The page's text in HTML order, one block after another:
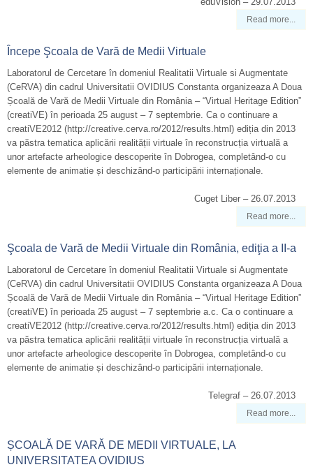
Read more...
Începe Şcoala de Vară de Medii Virtuale
Laboratorul de Cercetare în domeniul Realitatii Virtuale si Augmentate
(CeRVA) din cadrul Universitatii OVIDIUS Constanta organizeaza A Doua
Școală de Vară de Medii Virtuale din România – “Virtual Heritage Edition”
(creatiVE) în perioada 25 august – 7 septembrie. Ca o continuare a
creatiVE2012 (http://creative.cerva.ro/2012/results.html) ediția din 2013
va păstra tematica aplicării realității virtuale în reconstrucția virtuală a
unor artefacte arheologice descoperite în Dobrogea, completând-o cu
elemente de animatie și deschizând-o participării internaționale.
Cuget Liber – 26.07.2013
Read more...
Şcoala de Vară de Medii Virtuale din România, ediţia a II-a
Laboratorul de Cercetare în domeniul Realitatii Virtuale si Augmentate
(CeRVA) din cadrul Universitatii OVIDIUS Constanta organizeaza A Doua
Școală de Vară de Medii Virtuale din România – “Virtual Heritage Edition”
(creatiVE) în perioada 25 august – 7 septembrie a.c. Ca o continuare a
creatiVE2012 (http://creative.cerva.ro/2012/results.html) ediția din 2013
va păstra tematica aplicării realității virtuale în reconstrucția virtuală a
unor artefacte arheologice descoperite în Dobrogea, completând-o cu
elemente de animatie și deschizând-o participării internaționale.
Telegraf – 26.07.2013
Read more...
ȘCOALĂ DE VARĂ DE MEDII VIRTUALE, LA
UNIVERSITATEA OVIDIUS